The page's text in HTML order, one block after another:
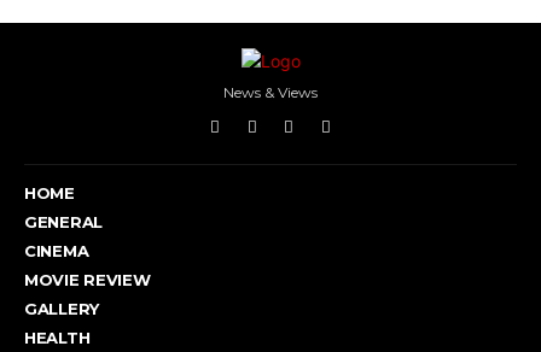
News & Views
HOME
GENERAL
CINEMA
MOVIE REVIEW
GALLERY
HEALTH